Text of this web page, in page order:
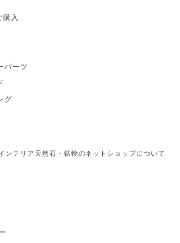
入
パーツ
グ
ンテリア天然石・鉱物のネットショップについて